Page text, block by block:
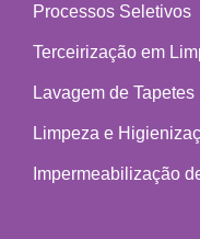
Processos Seletivos
Terceirização em
Lavagem de Tapetes
Limpeza e
Impermeabilização